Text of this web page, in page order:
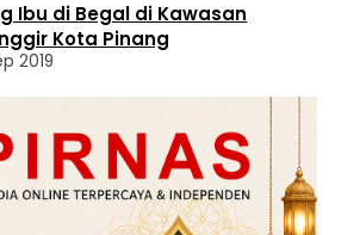
Ibu di Begal di Kawasan
Kota Pinang
2019